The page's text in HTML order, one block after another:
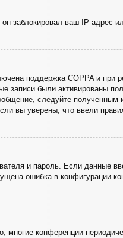
заблокировал ваш IP-адрес
поддержка COPPA и при
записи были активированы
следуйте
вы уверены, что ввели
и пароль. Если данные
ошибка в конфигурации
многие конференции